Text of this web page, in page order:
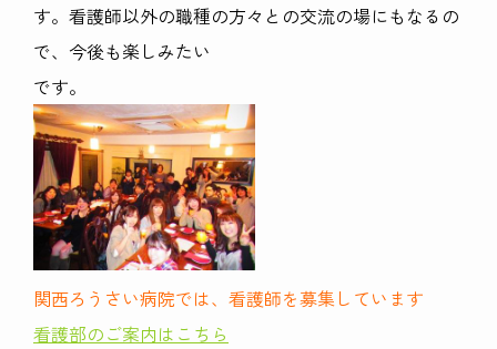
す。看護師以外の職種の方々との交流の場にもなるの
で、今後も楽しみたい
です。
関西ろうさい病院では、看護師を募集しています
看護部のご案内はこちら